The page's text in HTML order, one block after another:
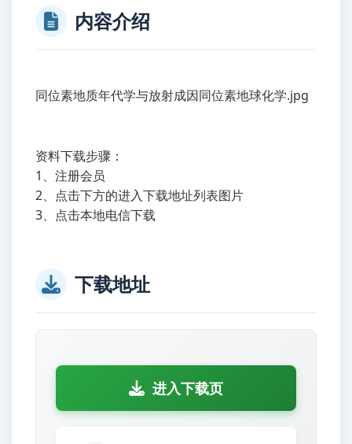
内容介绍
同位素地质年代学与放射成因同位素地球化学.jpg
资料下载步骤：
1、注册会员
2、点击下方的进入下载地址列表图片
3、点击本地电信下载
下载地址
进入下载页